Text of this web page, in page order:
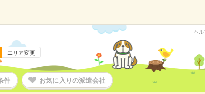
エリア変更
ヘル
件 お気に入りの派遣会社